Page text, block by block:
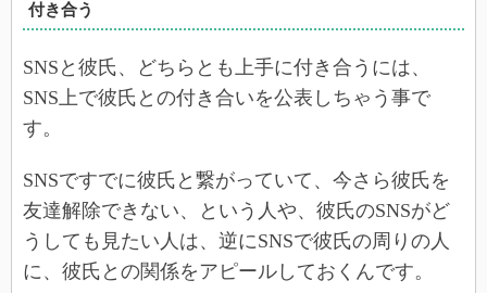
付き合う
SNSと彼氏、どちらとも上手に付き合うには、
SNS上で彼氏との付き合いを公表しちゃう事で
す。
SNSですでに彼氏と繋がっていて、今さら彼氏を
友達解除できない、という人や、彼氏のSNSがど
うしても見たい人は、逆にSNSで彼氏の周りの人
に、彼氏との関係をアピールしておくんです。